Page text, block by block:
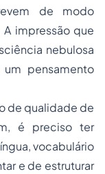
de modo
impressão que
nebulosa
pensamento
de qualidade de
é preciso ter
vocabulário
e de estruturar